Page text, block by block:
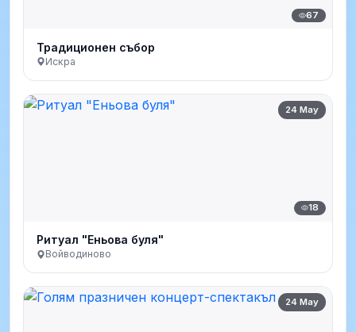
67
Традиционен събор
Искра
24 May
18
Ритуал "Еньова буля"
Войводиново
24 May